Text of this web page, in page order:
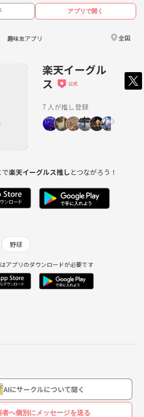
アプリで開く
趣味友アプリ 全国
楽天イーグル
ス
7 人が推し登録
楽天イーグルス推しとつながろう！
野球
アプリのダウンロードが必要です
AIにサークルについて聞く
者へ個別にメッセージを送る